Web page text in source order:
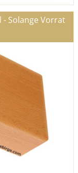
- Solange Vorrat